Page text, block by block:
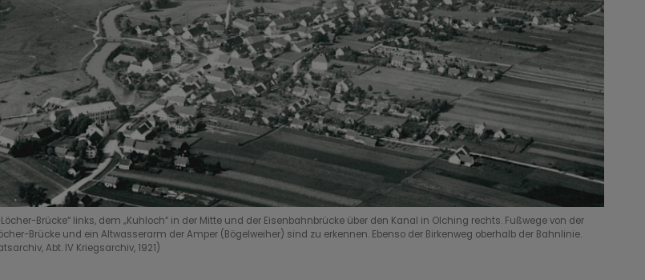
Brücke“ links, dem „Kuhloch“ in der Mitte und der Eisenbahnbrücke über den Kanal in Olching rechts. Fußwege von der
Brücke und ein Altwasserarm der Amper (Bögelweiher) sind zu erkennen. Ebenso der Birkenweg oberhalb der Bahnlinie.
Abt. IV Kriegsarchiv, 1921)